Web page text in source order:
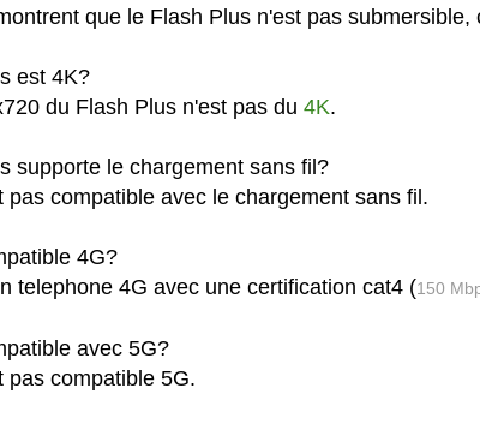
que le Flash Plus n'est pas submersible,
est 4K?
du Flash Plus n'est pas du 4K.
supporte le chargement sans fil?
pas compatible avec le chargement sans fil.
4G?
telephone 4G avec une certification cat4 (150
avec 5G?
pas compatible 5G.